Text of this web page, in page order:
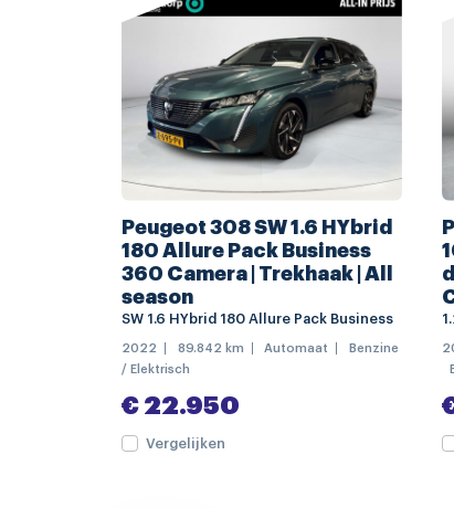
buitenspiegels elektrisch verstel- en
centrale deurvergrendeling met
dimlichten automatisch
LED dagrijverlichting
Apple Carplay/Android Auto
navigatiesysteem full map
connected services
connected services
radio
spraakbediening
volledig digitaal instrumentenpaneel
Peugeot 308 SW 1.6 HYbrid
180 Allure Pack Business
360 Camera | Trekhaak | All
season
SW 1.6 HYbrid 180 Allure Pack Business
2022 89.842 km Automaat
Benzine
/ Elektrisch
€ 22.950
Vergelijken